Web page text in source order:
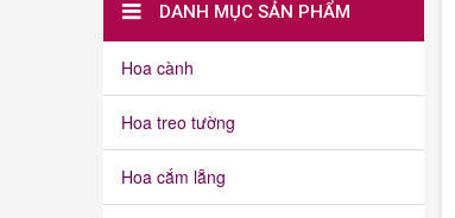
DANH MỤC SẢN PHẨM
Hoa cành
Hoa treo tường
Hoa cắm lẵng